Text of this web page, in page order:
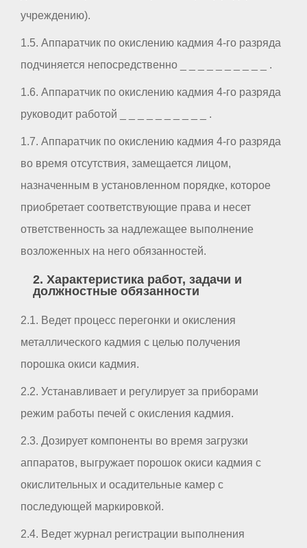
учреждению).
1.5. Аппаратчик по окислению кадмия 4-го разряда
подчиняется непосредственно _ _ _ _ _ _ _ _ _ _ .
1.6. Аппаратчик по окислению кадмия 4-го разряда
руководит работой _ _ _ _ _ _ _ _ _ _ .
1.7. Аппаратчик по окислению кадмия 4-го разряда
во время отсутствия, замещается лицом,
назначенным в установленном порядке, которое
приобретает соответствующие права и несет
ответственность за надлежащее выполнение
возложенных на него обязанностей.
2. Характеристика работ, задачи и
должностные обязанности
2.1. Ведет процесс перегонки и окисления
металлического кадмия с целью получения
порошка окиси кадмия.
2.2. Устанавливает и регулирует за приборами
режим работы печей с окисления кадмия.
2.3. Дозирует компоненты во время загрузки
аппаратов, выгружает порошок окиси кадмия с
окислительных и осадительные камер с
последующей маркировкой.
2.4. Ведет журнал регистрации выполнения